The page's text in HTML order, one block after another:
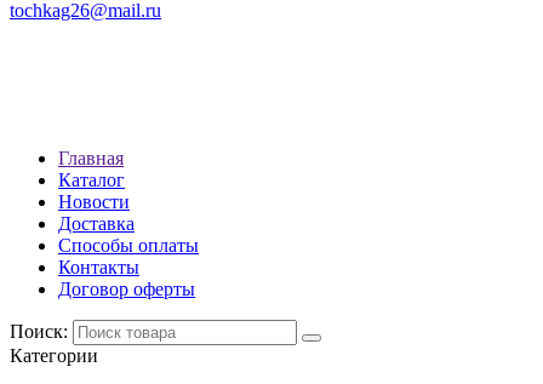
tochkag26@mail.ru
Главная
Каталог
Новости
Доставка
Способы оплаты
Контакты
Договор оферты
Поиск:
Категории